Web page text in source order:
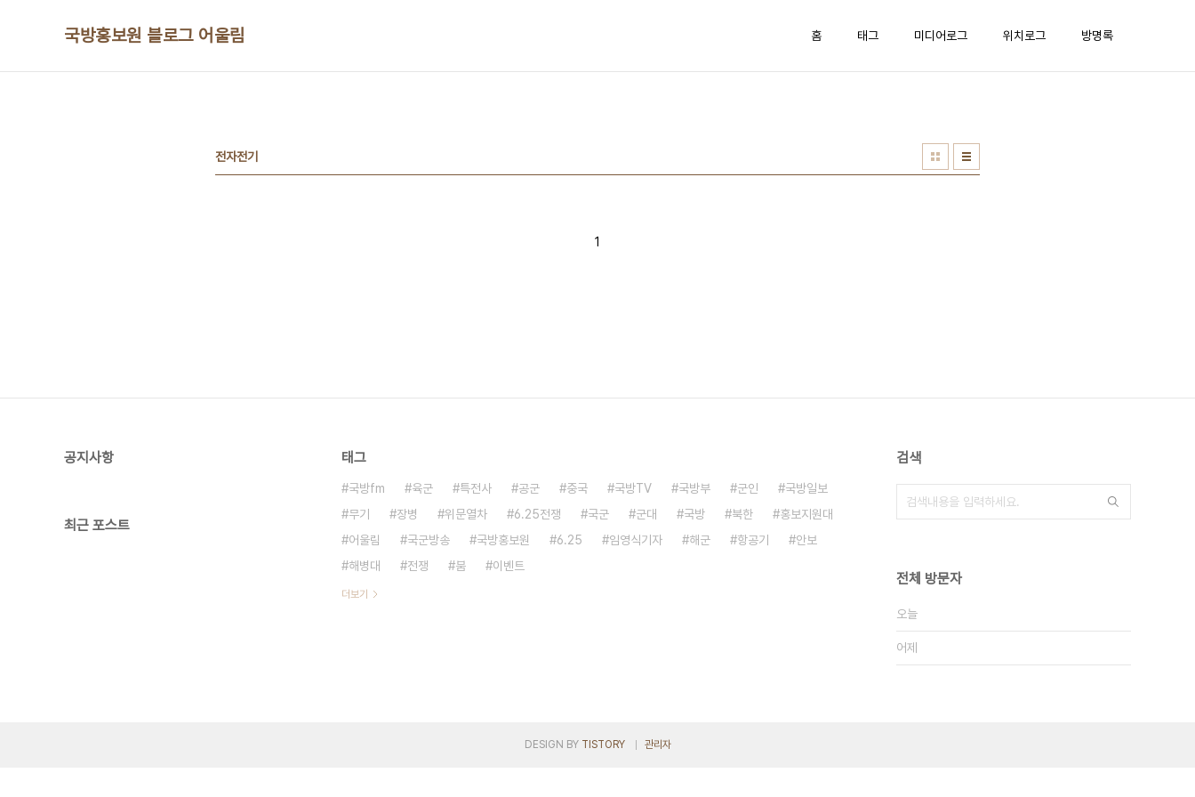
국방홍보원 블로그 어울림 홈 태그 미디어로그 위치로그 방명록
전자전기
1
공지사항
최근 포스트
태그
국방fm 육군 특전사 공군 중국 국방TV 국방부 군인
국방일보
무기
장병 위문열차 6.25전쟁 국군 군대 국방 북한
홍보지원대
어울림
국군방송 국방홍보원 6.25 임영식기자 해군 항공기
안보
해병대
전쟁 붐 이벤트
더보기
검색
전체 방문자
오늘
어제
DESIGN BY TISTORY 관리자